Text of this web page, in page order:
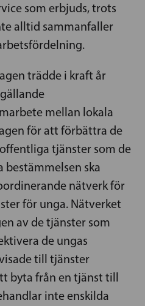
som erbjuds, trots
alltid sammanfaller
trädde i kraft år
mellan lokala
för att förbättra de
tjänster som de
bestämmelsen ska
nätverk för
för unga. Nätverket
av de tjänster som
de ungas
till tjänster
byta från en tjänst till
inte enskilda